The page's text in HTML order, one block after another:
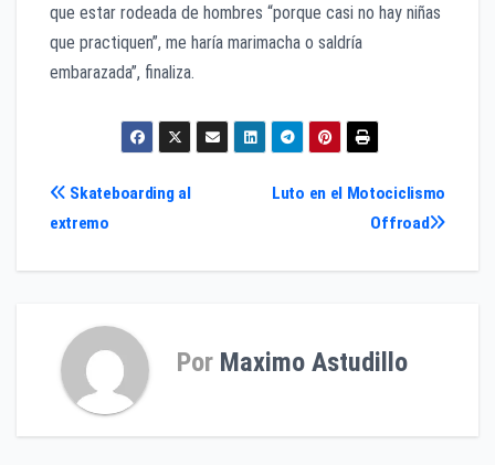
que estar rodeada de hombres “porque casi no hay niñas
que practiquen”, me haría marimacha o saldría
embarazada”, finaliza.
Navegación
Luto en el Motociclismo
Offroad
Skateboarding al
extremo
Por Maximo Astudillo